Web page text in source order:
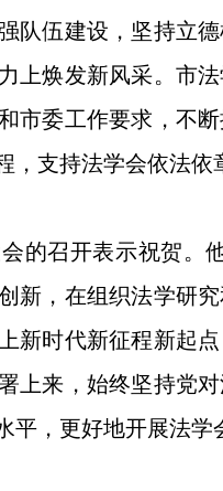
队伍建设，坚持立
上焕发新风采。市
市委工作要求，不
支持法学会依法依
召开表示祝贺。他
新，在组织法学研
新时代新征程新起
上来，始终坚持党
平，更好地开展法